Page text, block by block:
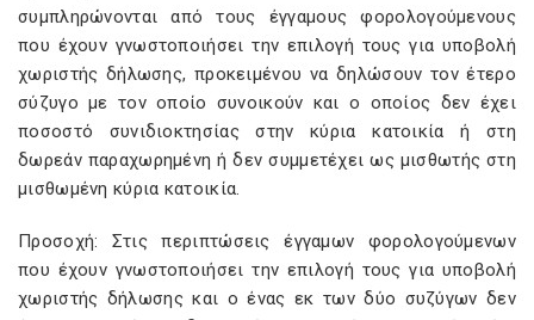
συμπληρώνονται από τους έγγαμους φορολογούμενους
που έχουν γνωστοποιήσει την επιλογή τους για υποβολή
χωριστής δήλωσης, προκειμένου να δηλώσουν τον έτερο
σύζυγο με τον οποίο συνοικούν και ο οποίος δεν έχει
ποσοστό συνιδιοκτησίας στην κύρια κατοικία ή στη
δωρεάν παραχωρημένη ή δεν συμμετέχει ως μισθωτής στη
μισθωμένη κύρια κατοικία.
Προσοχή: Στις περιπτώσεις έγγαμων φορολογούμενων
που έχουν γνωστοποιήσει την επιλογή τους για υποβολή
χωριστής δήλωσης και ο ένας εκ των δύο συζύγων δεν